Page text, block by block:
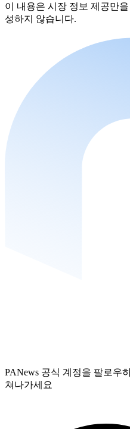
이 내용은 시장 정보 제공만
성하지 않습니다.
PANews 공식 계정을 팔로우
쳐나가세요